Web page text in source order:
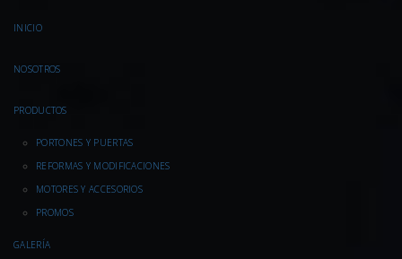
INICIO
NOSOTROS
PRODUCTOS
PORTONES Y PUERTAS
REFORMAS Y MODIFICACIONES
MOTORES Y ACCESORIOS
PROMOS
GALERÍA